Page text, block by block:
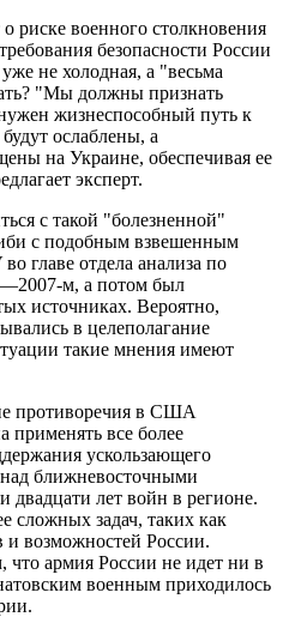
риске военного столкновения
безопасности России
не холодная, а "весьма
"Мы должны признать
жизнеспособный путь к
ослаблены, а
на Украине, обеспечивая ее
эксперт.
с такой "болезненной"
с подобным взвешенным
главе отдела анализа по
м, а потом был
источниках. Вероятно,
в целеполагание
такие мнения имеют
противоречия в США
применять все более
ускользающего
ближневосточными
двадцати лет войн в регионе.
сложных задач, таких как
и возможностей России.
армия России не идет ни в
военным приходилось